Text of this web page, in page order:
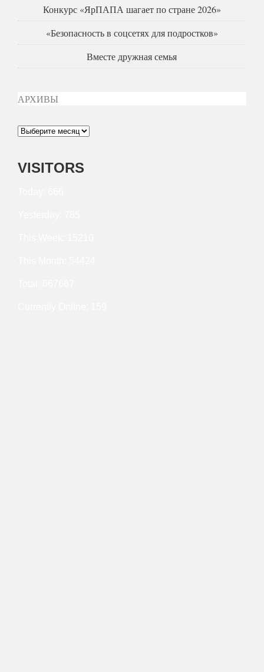
Конкурс «ЯрПАПА шагает по стране 2026»
«Безопасность в соцсетях для подростков»
Вместе дружная семья
АРХИВЫ
Архивы
VISITORS